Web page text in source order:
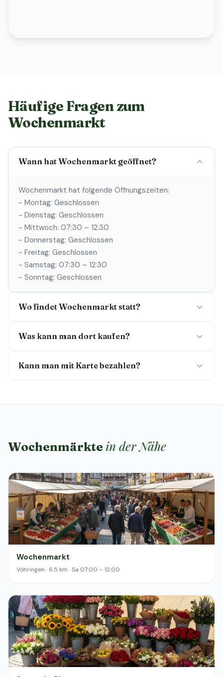
Häufige Fragen zum
Wochenmarkt
Wann hat Wochenmarkt geöffnet?
Wochenmarkt hat folgende Öffnungszeiten:
- Montag: Geschlossen
- Dienstag: Geschlossen
- Mittwoch: 07:30 – 12:30
- Donnerstag: Geschlossen
- Freitag: Geschlossen
- Samstag: 07:30 – 12:30
- Sonntag: Geschlossen
Wo findet Wochenmarkt statt?
Was kann man dort kaufen?
Kann man mit Karte bezahlen?
Wochenmärkte in der Nähe
Wochenmarkt
Vöhringen · 6.5 km · Sa 07:00 – 12:00